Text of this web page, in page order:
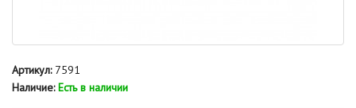
Артикул:7591
Наличие: Есть в наличии